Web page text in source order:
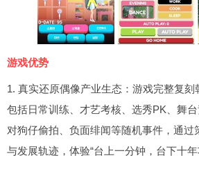
游戏优势
1. 真实还原偶像产业生态：游戏完整复刻
包括日常训练、才艺考核、选秀PK、舞
对狗仔偷拍、负面绯闻等随机事件，通过
与发展轨迹，体验“台上一分钟，台下十年